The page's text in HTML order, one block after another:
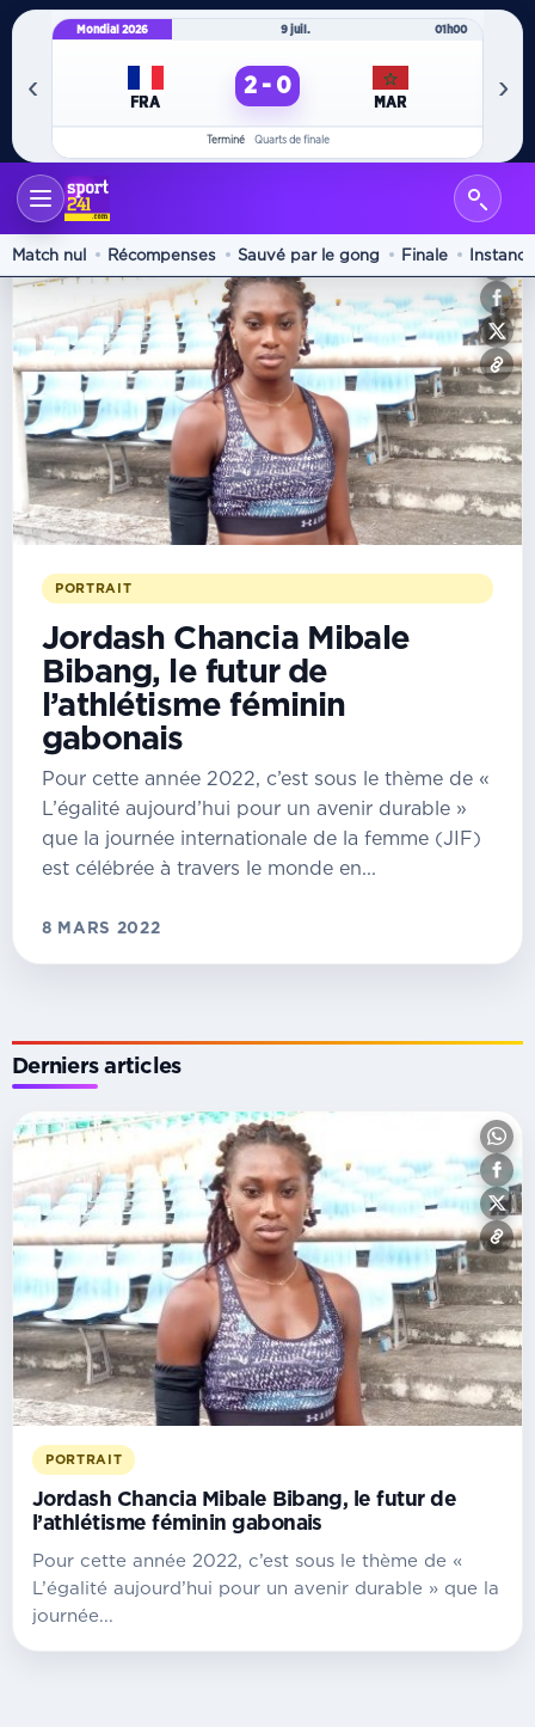
‹
Mondial 2026 9 juil. 01h00
FRA
2 - 0
MAR
Terminé Quarts de finale
›
Match nul Récompenses Sauvé par le gong Finale
Portrait
PORTRAIT
Jordash Chancia Mibale
Bibang, le futur de
l’athlétisme féminin
gabonais
Pour cette année 2022, c’est sous le thème de «
L’égalité aujourd’hui pour un avenir durable »
que la journée internationale de la femme (JIF)
est célébrée à travers le monde en...
8 MARS 2022
Derniers articles
PORTRAIT
Jordash Chancia Mibale Bibang, le futur de
l’athlétisme féminin gabonais
Pour cette année 2022, c’est sous le thème de «
L’égalité aujourd’hui pour un avenir durable » que la
journée...